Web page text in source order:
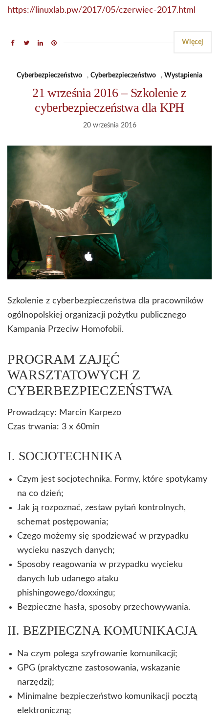
https://linuxlab.pw/2017/05/czerwiec-2017.html
Więcej
Cyberbezpieczeństwo , Cyberbezpieczeństwo , Wystąpienia
21 września 2016 – Szkolenie z
cyberbezpieczeństwa dla KPH
20 września 2016
Szkolenie z cyberbezpieczeństwa dla pracowników
ogólnopolskiej organizacji pożytku publicznego
Kampania Przeciw Homofobii.
PROGRAM ZAJĘĆ
WARSZTATOWYCH Z
CYBERBEZPIECZEŃSTWA
Prowadzący: Marcin Karpezo
Czas trwania: 3 x 60min
I. SOCJOTECHNIKA
Czym jest socjotechnika. Formy, które spotykamy
na co dzień;
Jak ją rozpoznać, zestaw pytań kontrolnych,
schemat postępowania;
Czego możemy się spodziewać w przypadku
wycieku naszych danych;
Sposoby reagowania w przypadku wycieku
danych lub udanego ataku
phishingowego/doxxingu;
Bezpieczne hasła, sposoby przechowywania.
II. BEZPIECZNA KOMUNIKACJA
Na czym polega szyfrowanie komunikacji;
GPG (praktyczne zastosowania, wskazanie
narzędzi);
Minimalne bezpieczeństwo komunikacji pocztą
elektroniczną;